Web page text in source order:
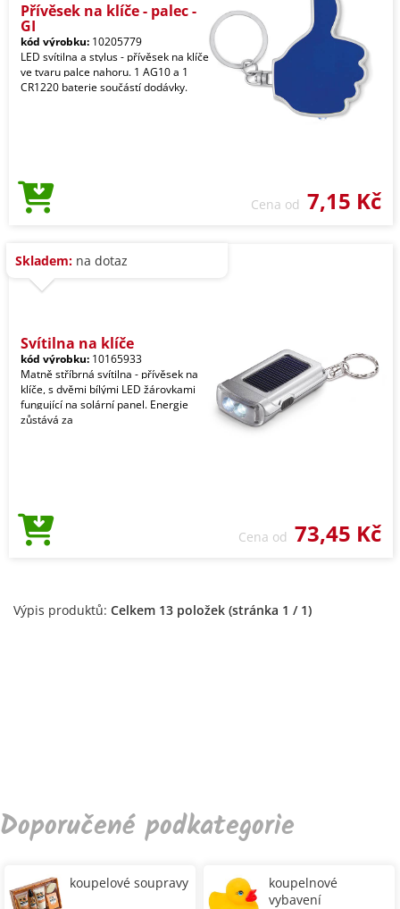
Přívěsek na klíče - palec -
GI
kód výrobku: 10205779
LED svítilna a stylus - přívěsek na klíče
ve tvaru palce nahoru. 1 AG10 a 1
CR1220 baterie součástí dodávky.
Cena od 7,15 Kč
Skladem: na dotaz
Svítilna na klíče
kód výrobku: 10165933
Matně stříbrná svítilna - přívěsek na
klíče, s dvěmi bílými LED žárovkami
fungující na solární panel. Energie
zůstává za
Cena od 73,45 Kč
Výpis produktů: Celkem 13 položek (stránka 1 / 1)
Doporučené podkategorie
koupelové soupravy
koupelnové
vybavení